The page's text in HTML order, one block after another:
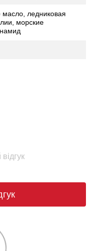
масло, ледниковая
морские